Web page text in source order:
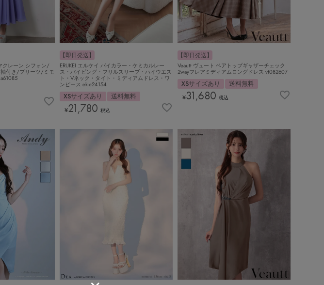
クレーン シフォン/
付き/プリーツ/ミモ
【即日発送】
ERUKEI エルケイ バイカラー・ケミカルレー
ス・パイピング・フリルスリーブ・ハイウエス
ト・Vネック・タイト・ミディアムドレス・ワ
ンピース ek-e24154
XSサイズあり 送料無料
¥21,780 税込
【即日発送】
Veautt ヴュート ベアトップギャザーチェック
2wayフレアミディアムロングドレス vt082607
XSサイズあり 送料無料
¥31,680 税込